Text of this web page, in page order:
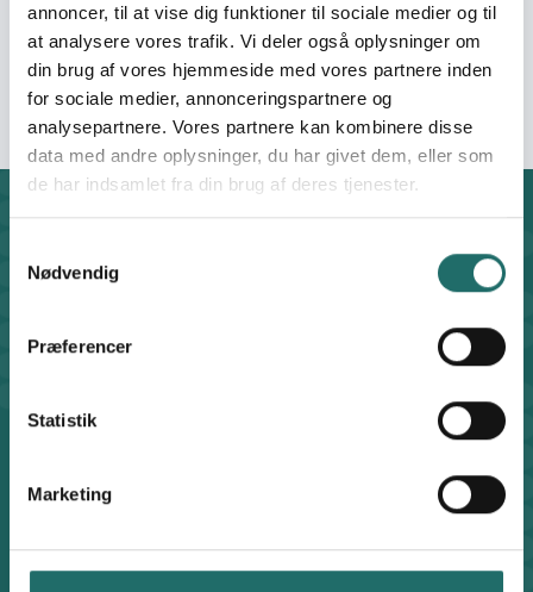
annoncer, til at vise dig funktioner til sociale medier og til
at analysere vores trafik. Vi deler også oplysninger om
din brug af vores hjemmeside med vores partnere inden
for sociale medier, annonceringspartnere og
analysepartnere. Vores partnere kan kombinere disse
data med andre oplysninger, du har givet dem, eller som
de har indsamlet fra din brug af deres tjenester.
Nødvendig
Præferencer
Statistik
Marketing
Organisation:
Tanzanians in Denmark
(TANDEN)
Klosterport 4x, 8000 Aarhus
8612 0342
Facebook
Find medarbejder
Adfærdskodeks
Indgiv en klage